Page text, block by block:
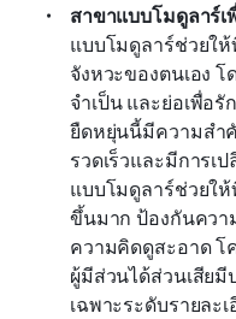
สาขาแบบโมดูลาร์เ
แบบโมดูลาร์ช่วยใ
จังหวะของตนเอง โ
จำเป็น และย่อเพื่อ
ยืดหยุ่นนี้มีความสำ
รวดเร็วและมีการเ
แบบโมดูลาร์ช่วยใ
ขึ้นมาก ป้องกันคว
ความคิดดูสะอาด โ
ผู้มีส่วนได้ส่วนเสีย
เฉพาะระดับรายละ